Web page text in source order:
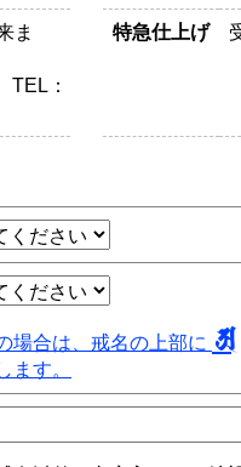
ま
TEL：
特急仕上げ
場合は、戒名の上部に
ます。